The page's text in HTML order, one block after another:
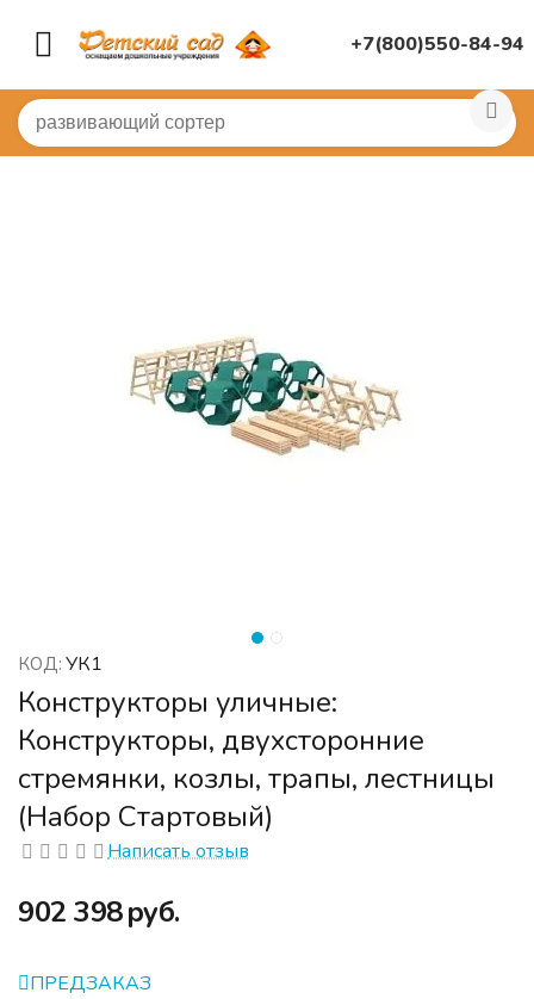
+7(800)550-84-94
Главная / (!) ГОТОВЫЕ ПОДБОРЫ ТОВАРОВ ПО
КОД: УК1
Конструкторы уличные:
Конструкторы, двухсторонние
стремянки, козлы, трапы, лестницы
(Набор Стартовый)
Написать отзыв
‍902 398‍руб.
ПРЕДЗАКАЗ